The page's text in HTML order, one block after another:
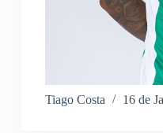
Tiago Costa 16 de